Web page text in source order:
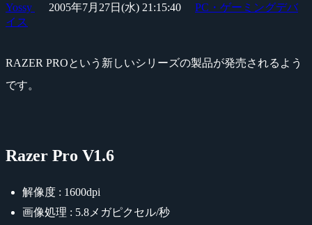
Yossy 2005年7月27日(水) 21:15:40
PC・ゲーミングデバ
イス
RAZER PROという新しいシリーズの製品が発売されるよう
です。
Razer Pro V1.6
解像度 : 1600dpi
画像処理 : 5.8メガピクセル/秒